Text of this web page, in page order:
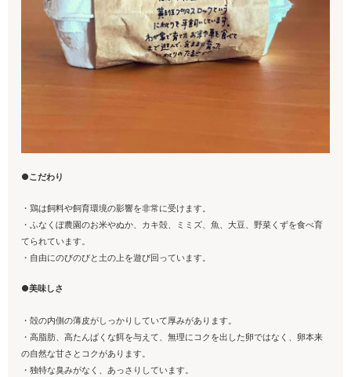
●こだわり
・鶏は飼料や飼育環境の影響を非常に受けます。
・ふなくぼ農園のお米やぬか、カキ殻、ミミズ、魚、大豆、野菜くずを食べ育
てられています。
・自由にのびのびと土の上を遊び回っています。
●美味しさ
・殻の内側の薄皮がしっかりしていて厚みがあります。
・高脂肪、高たんぱくな餌を与えて、無理にコクを出した卵ではなく、卵本来
の自然な甘さとコクがあります。
・独特な臭みがなく、あっさりしています。